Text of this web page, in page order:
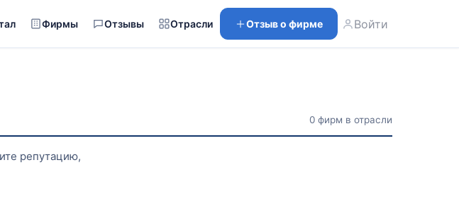
Фирмы Отзывы Отрасли Отзыв о фирме Войти
0 фирм в отрасли
репутацию,